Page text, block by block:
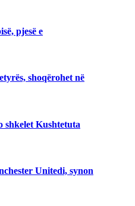
pjesë e
shoqërohet në
shkelet Kushtetuta
Unitedi, synon